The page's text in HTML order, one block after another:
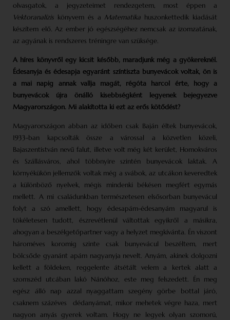
olvasgatok, a jegyzeteimet rendezgetem, most éppen a
Vektoranalízis könyvem és a Matematika huszonkettedik kiadását
készítem elő. Az ember jó egészségéhez nemcsak az izomzatának,
az agyának is rendszeres tréningre van szüksége.
A híres könyvről egy kicsit később, maradjunk még a gyökereknél.
Édesanyja és édesapja egyaránt színtiszta bunyevácok voltak, ön is
a mai napig annak vallja magát, régóta harcol érte, hogy a
bunyevácok újra önálló kisebbségként legyenek bejegyezve
Magyarországon. Mi alakította ki ezt az erős kötődést?
Magyarországon abban az időben csak Baján éltek bunyevácok,
1933-ban kapcsolták össze a várossal a közvetlen közeli,
Bajaszentistván nevű falut, illetve volt még két kerület, Homokváros
és Szállásváros, ahol többnyire szintén bunyevácok laktak. A
környékükön jellemzők voltak még a svábok, az utcákon keveredtek
a különböző nyelvek, mégis mindenki békésen megfért egymás
mellett. A mi családunkban természetesen elsősorban bunyevácul
folyt a szó amellett, hogy édesapám-édesanyám magyarul is
tökéletesen tudott, észrevétlenül váltottak egyikről a másikra,
ahogyan a beszélgetőpartner vagy a helyzet megkívánta. Én viszont
hároméves koromig szinte csak bunyevácul beszéltem, mert
bölcsőde gyanánt apám nagyanyja nevelt. Anyám, akinek dolgozni
kellett a földeken, reggelente átsétált velem a kertek alatt a
szomszéd utcában lakó Nánóhoz, este meg felszedett. Én meg
egész álló nap azzal nyaggattam szegény görbe bottal járó,
csaknem százéves dédanyámat, mikor mehetek végre haza, mert
nagyon anyás gyerek voltam. Hogy ne legyek olyan szomorú,